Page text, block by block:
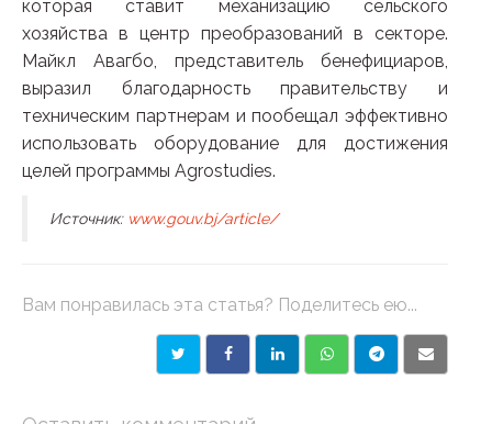
которая ставит механизацию сельского
хозяйства в центр преобразований в секторе.
Майкл Авагбо, представитель бенефициаров,
выразил благодарность правительству и
техническим партнерам и пообещал эффективно
использовать оборудование для достижения
целей программы Agrostudies.
Источник: www.gouv.bj/article/
Вам понравилась эта статья? Поделитесь ею...